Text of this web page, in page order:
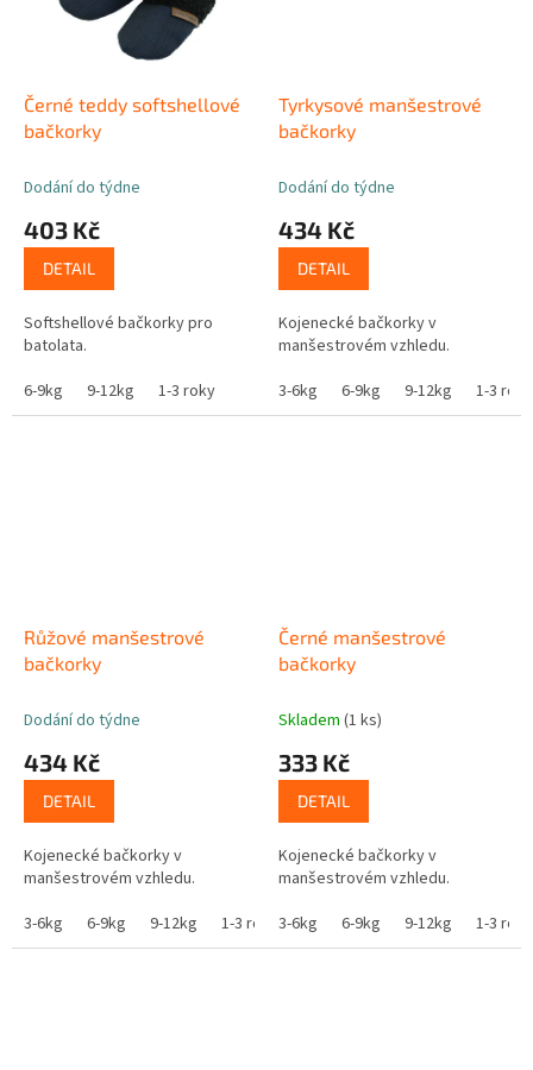
Černé teddy softshellové
bačkorky
Dodání do týdne
403 Kč
DETAIL
Softshellové bačkorky pro
batolata.
6-9kg
9-12kg 1-3 roky
Tyrkysové manšestrové
bačkorky
Dodání do týdne
434 Kč
DETAIL
Kojenecké bačkorky v
manšestrovém vzhledu.
3-6kg
6-9kg 9-12kg 1-3 roky
Růžové manšestrové
bačkorky
Dodání do týdne
434 Kč
DETAIL
Kojenecké bačkorky v
manšestrovém vzhledu.
3-6kg
6-9kg 9-12kg 1-3 roky
Černé manšestrové
bačkorky
Skladem (1 ks)
333 Kč
DETAIL
Kojenecké bačkorky v
manšestrovém vzhledu.
3-6kg
6-9kg 9-12kg 1-3 roky